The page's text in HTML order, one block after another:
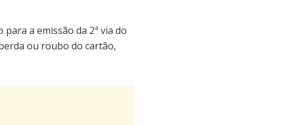
a emissão da 2ª via do
ou roubo do cartão,